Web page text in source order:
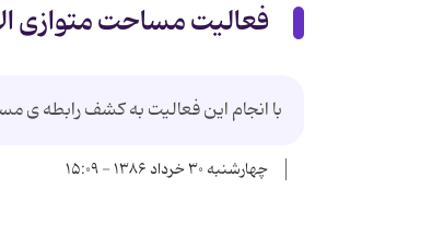
فعالیت مساحت متوازی
با انجام این فعالیت به کشف رابطه ی
چهارشنبه ۳۰ خرداد ۱۳۸۶ - ۱۵:۰۹